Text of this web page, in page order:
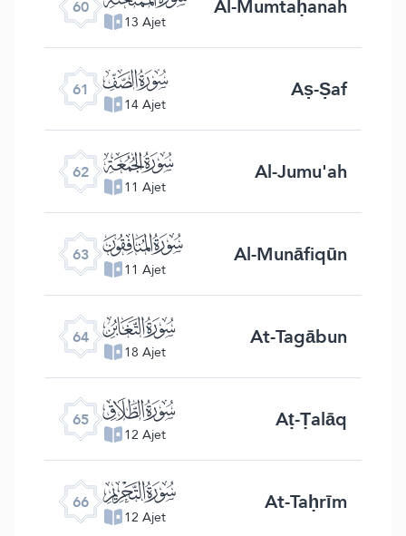
60
13 Ajet
61 ﯪ
14 Ajet Aṣ-Ṣaf
62 ﯫ
11 Ajet Al-Jumu'ah
63 ﯬ
11 Ajet Al-Munāfiqūn
64 ﯭ
18 Ajet At-Tagābun
65 ﯮ
12 Ajet Aṭ-Ṭalāq
66 ﯯ
12 Ajet At-Taḥrīm